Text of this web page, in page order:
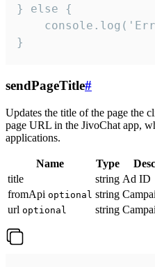
} else {
}
sendPageTitle#
Updates the title of the page the
page URL in the JivoChat app,
applications.
Name Type
title
string Ad ID
fromApi optional string
url optional string